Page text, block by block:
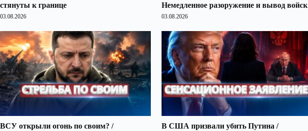
стянуты к границе
03.08.2026
Немедленное разоружение и вывод войск
03.08.2026
ВСУ открыли огонь по своим? /
В США призвали убить Путина /